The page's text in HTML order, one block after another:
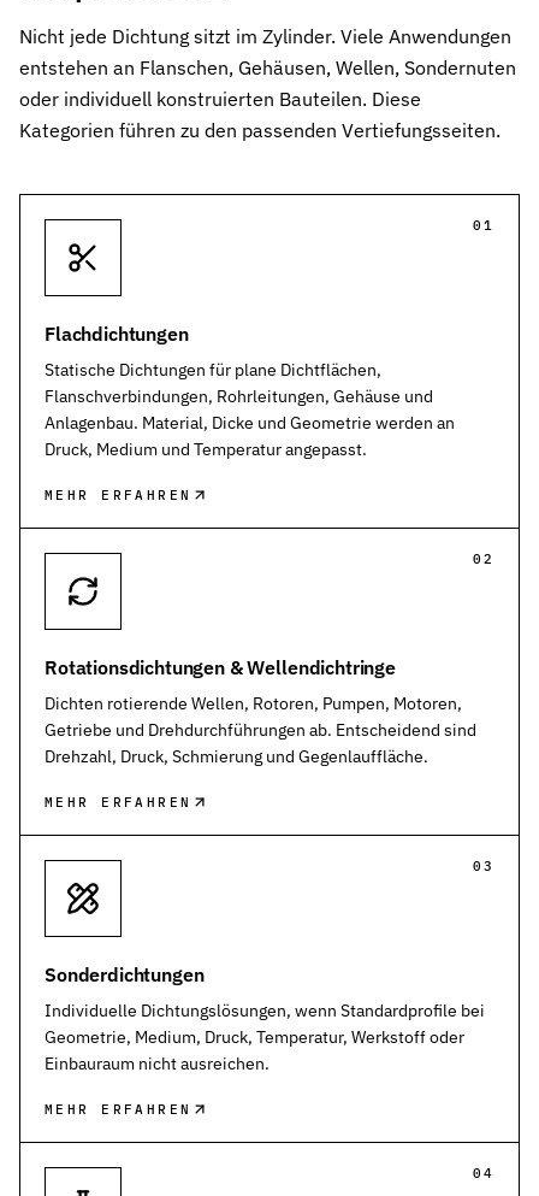
Nicht jede Dichtung sitzt im Zylinder. Viele Anwendungen
entstehen an Flanschen, Gehäusen, Wellen, Sondernuten
oder individuell konstruierten Bauteilen. Diese
Kategorien führen zu den passenden Vertiefungsseiten.
01
Flachdichtungen
Statische Dichtungen für plane Dichtflächen,
Flanschverbindungen, Rohrleitungen, Gehäuse und
Anlagenbau. Material, Dicke und Geometrie werden an
Druck, Medium und Temperatur angepasst.
MEHR ERFAHREN
02
Rotationsdichtungen & Wellendichtringe
Dichten rotierende Wellen, Rotoren, Pumpen, Motoren,
Getriebe und Drehdurchführungen ab. Entscheidend sind
Drehzahl, Druck, Schmierung und Gegenlauffläche.
MEHR ERFAHREN
03
Sonderdichtungen
Individuelle Dichtungslösungen, wenn Standardprofile bei
Geometrie, Medium, Druck, Temperatur, Werkstoff oder
Einbauraum nicht ausreichen.
MEHR ERFAHREN
04